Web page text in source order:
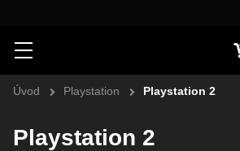
Hledat
Menu
Úvod Playstation Playstation 2
Playstation 2